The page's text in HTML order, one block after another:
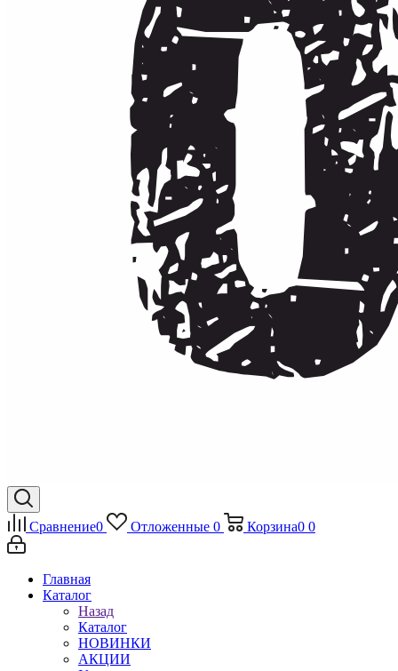
Сравнение0 Отложенные 0 Корзина0 0
Главная
Каталог
Назад
Каталог
НОВИНКИ
АКЦИИ